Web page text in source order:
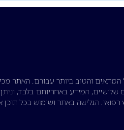
והטוב ביותר עבורם. האתר
המידע באחריותם בלבד,
הגלישה באתר ושימוש בכל תוכן